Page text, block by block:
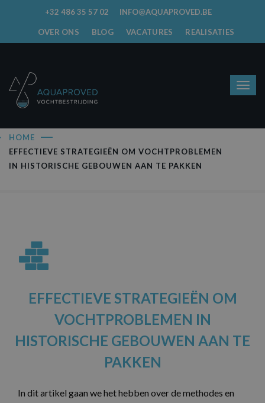
+32 486 35 57 02 INFO@AQUAPROVED.BE
OVER ONS BLOG VACATURES REALISATIES
HOME
EFFECTIEVE STRATEGIEËN OM VOCHTPROBLEMEN
IN HISTORISCHE GEBOUWEN AAN TE PAKKEN
EFFECTIEVE STRATEGIEËN OM
VOCHTPROBLEMEN IN
HISTORISCHE GEBOUWEN AAN TE
PAKKEN
In dit artikel gaan we het hebben over de methodes en